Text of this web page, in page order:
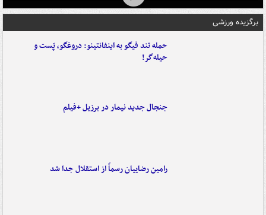
برگزیده ورزشی
حمله تند فیگو به اینفانتینو: دروغگو، پَست‌ و
حیله‌گر!
جنجال جدید نیمار در برزیل +فیلم
رامین رضاییان رسماً از استقلال جدا شد